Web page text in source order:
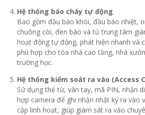
Hệ thống báo cháy tự động
Bao gồm đầu báo khói, đầu báo nhiệt,
chuông còi, đèn báo và tủ trung tâm
hoạt động tự động, phát hiện nhanh và
phù hợp cho tòa nhà cao tầng, nhà
trường học.
Hệ thống kiểm soát ra vào (Access
Sử dụng thẻ từ, vân tay, mã PIN, nhận
hợp camera để ghi nhận nhật ký ra vào
cập linh hoạt, giúp giám sát ra vào